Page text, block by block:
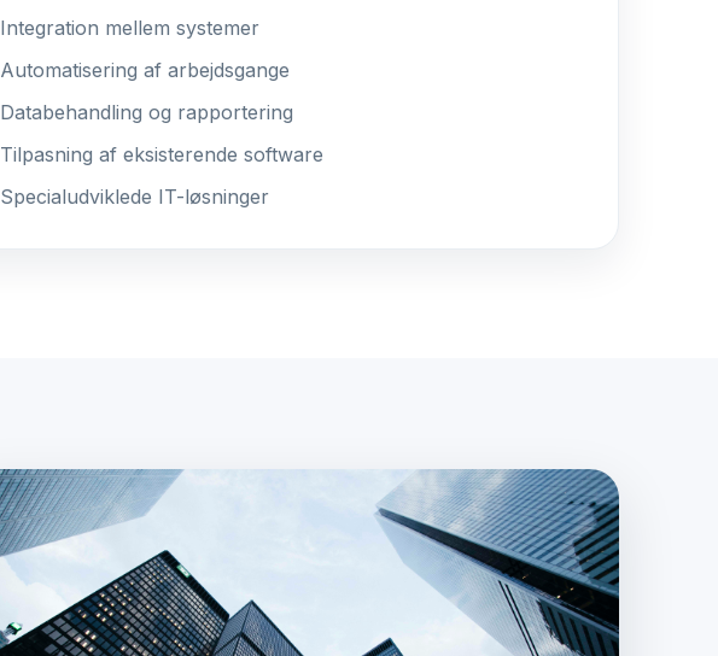
Integration mellem systemer
Automatisering af arbejdsgange
Databehandling og rapportering
Tilpasning af eksisterende software
Specialudviklede IT-løsninger